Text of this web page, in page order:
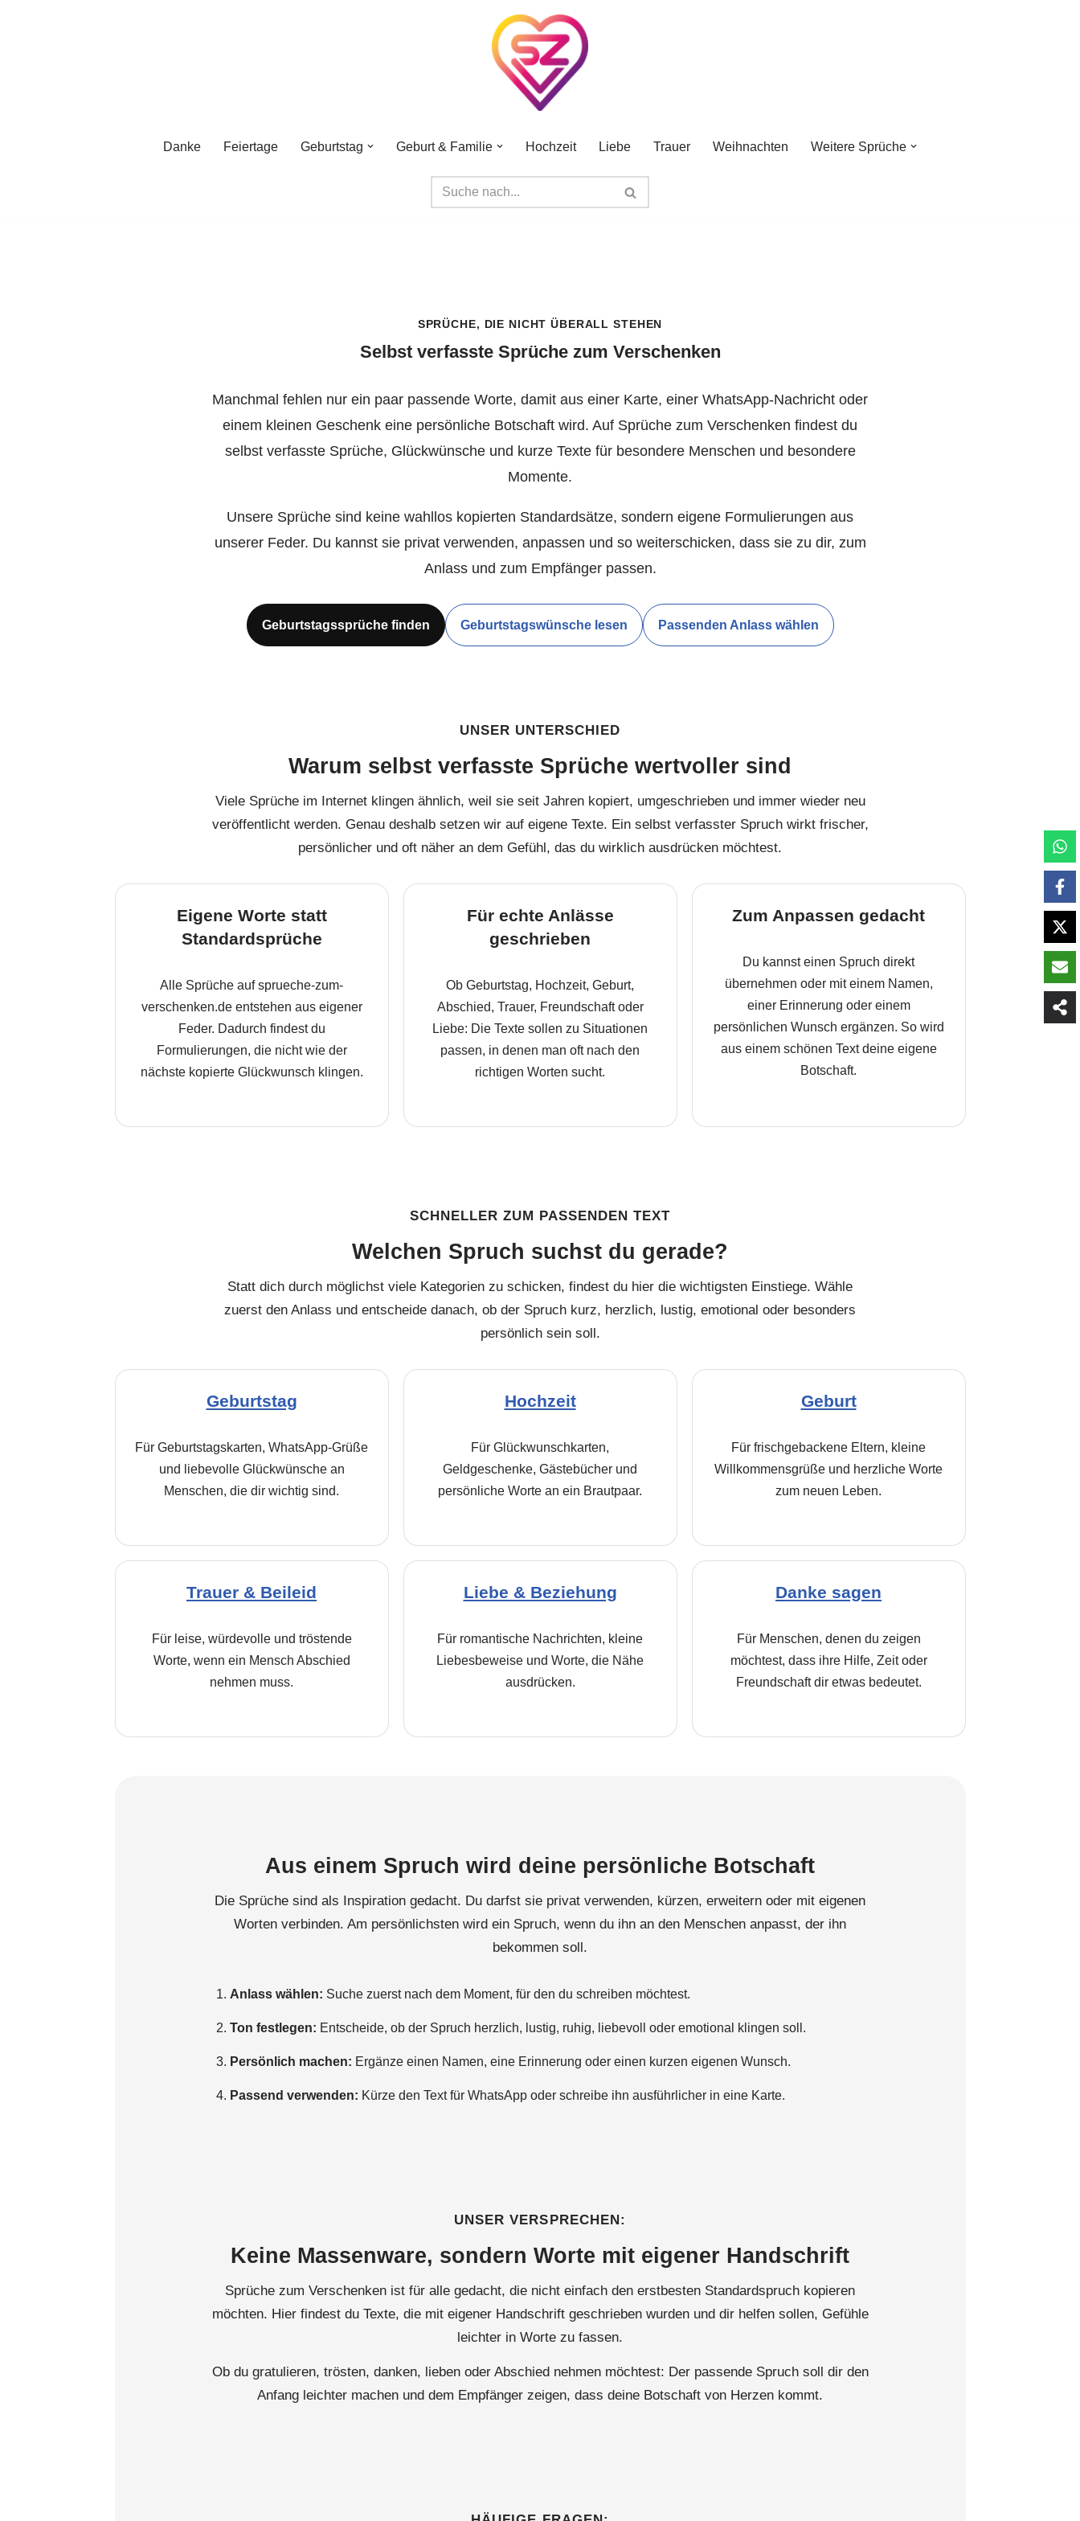
Danke Feiertage Geburtstag Geburt & Familie Hochzeit Liebe Trauer Weihnachten Weitere Sprüche
SPRÜCHE, DIE NICHT ÜBERALL STEHEN
Selbst verfasste Sprüche zum Verschenken
Manchmal fehlen nur ein paar passende Worte, damit aus einer Karte, einer WhatsApp-Nachricht oder
einem kleinen Geschenk eine persönliche Botschaft wird. Auf Sprüche zum Verschenken findest du
selbst verfasste Sprüche, Glückwünsche und kurze Texte für besondere Menschen und besondere
Momente.
Unsere Sprüche sind keine wahllos kopierten Standardsätze, sondern eigene Formulierungen aus
unserer Feder. Du kannst sie privat verwenden, anpassen und so weiterschicken, dass sie zu dir, zum
Anlass und zum Empfänger passen.
Geburtstagssprüche finden Geburtstagswünsche lesen Passenden Anlass wählen
UNSER UNTERSCHIED
Warum selbst verfasste Sprüche wertvoller sind
Viele Sprüche im Internet klingen ähnlich, weil sie seit Jahren kopiert, umgeschrieben und immer wieder neu
veröffentlicht werden. Genau deshalb setzen wir auf eigene Texte. Ein selbst verfasster Spruch wirkt frischer,
persönlicher und oft näher an dem Gefühl, das du wirklich ausdrücken möchtest.
Eigene Worte statt
Standardsprüche
Alle Sprüche auf sprueche-zum-
verschenken.de entstehen aus eigener
Feder. Dadurch findest du
Formulierungen, die nicht wie der
nächste kopierte Glückwunsch klingen.
Für echte Anlässe
geschrieben
Ob Geburtstag, Hochzeit, Geburt,
Abschied, Trauer, Freundschaft oder
Liebe: Die Texte sollen zu Situationen
passen, in denen man oft nach den
richtigen Worten sucht.
Zum Anpassen gedacht
Du kannst einen Spruch direkt
übernehmen oder mit einem Namen,
einer Erinnerung oder einem
persönlichen Wunsch ergänzen. So wird
aus einem schönen Text deine eigene
Botschaft.
SCHNELLER ZUM PASSENDEN TEXT
Welchen Spruch suchst du gerade?
Statt dich durch möglichst viele Kategorien zu schicken, findest du hier die wichtigsten Einstiege. Wähle
zuerst den Anlass und entscheide danach, ob der Spruch kurz, herzlich, lustig, emotional oder besonders
persönlich sein soll.
Geburtstag
Für Geburtstagskarten, WhatsApp-Grüße
und liebevolle Glückwünsche an
Menschen, die dir wichtig sind.
Hochzeit
Für Glückwunschkarten,
Geldgeschenke, Gästebücher und
persönliche Worte an ein Brautpaar.
Geburt
Für frischgebackene Eltern, kleine
Willkommensgrüße und herzliche Worte
zum neuen Leben.
Trauer & Beileid
Für leise, würdevolle und tröstende
Worte, wenn ein Mensch Abschied
nehmen muss.
Liebe & Beziehung
Für romantische Nachrichten, kleine
Liebesbeweise und Worte, die Nähe
ausdrücken.
Danke sagen
Für Menschen, denen du zeigen
möchtest, dass ihre Hilfe, Zeit oder
Freundschaft dir etwas bedeutet.
Aus einem Spruch wird deine persönliche Botschaft
Die Sprüche sind als Inspiration gedacht. Du darfst sie privat verwenden, kürzen, erweitern oder mit eigenen
Worten verbinden. Am persönlichsten wird ein Spruch, wenn du ihn an den Menschen anpasst, der ihn
bekommen soll.
Anlass wählen: Suche zuerst nach dem Moment, für den du schreiben möchtest.
Ton festlegen: Entscheide, ob der Spruch herzlich, lustig, ruhig, liebevoll oder emotional klingen soll.
Persönlich machen: Ergänze einen Namen, eine Erinnerung oder einen kurzen eigenen Wunsch.
Passend verwenden: Kürze den Text für WhatsApp oder schreibe ihn ausführlicher in eine Karte.
UNSER VERSPRECHEN:
Keine Massenware, sondern Worte mit eigener Handschrift
Sprüche zum Verschenken ist für alle gedacht, die nicht einfach den erstbesten Standardspruch kopieren
möchten. Hier findest du Texte, die mit eigener Handschrift geschrieben wurden und dir helfen sollen, Gefühle
leichter in Worte zu fassen.
Ob du gratulieren, trösten, danken, lieben oder Abschied nehmen möchtest: Der passende Spruch soll dir den
Anfang leichter machen und dem Empfänger zeigen, dass deine Botschaft von Herzen kommt.